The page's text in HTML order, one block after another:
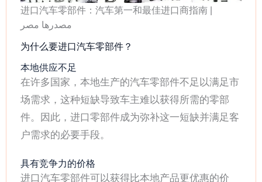
进口汽车零部件：汽车第一和最佳进口商指南 |
مصدرها مصر
为什么要进口汽车零部件？
本地供应不足
在许多国家，本地生产的汽车零部件不足以满足市
场需求，这种短缺导致车主难以获得所需的零部
件。因此，进口零部件成为弥补这一短缺并满足客
户需求的必要手段。
具有竞争力的价格
进口汽车零部件可以获得比本地产品更优惠的价